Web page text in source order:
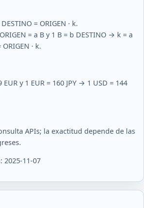
= ORIGEN · k.
= a B y 1 B = b DESTINO → k = a
ORIGEN · k.
y 1 EUR = 160 JPY → 1 USD = 144
APIs; la exactitud depende de las
2025-11-07